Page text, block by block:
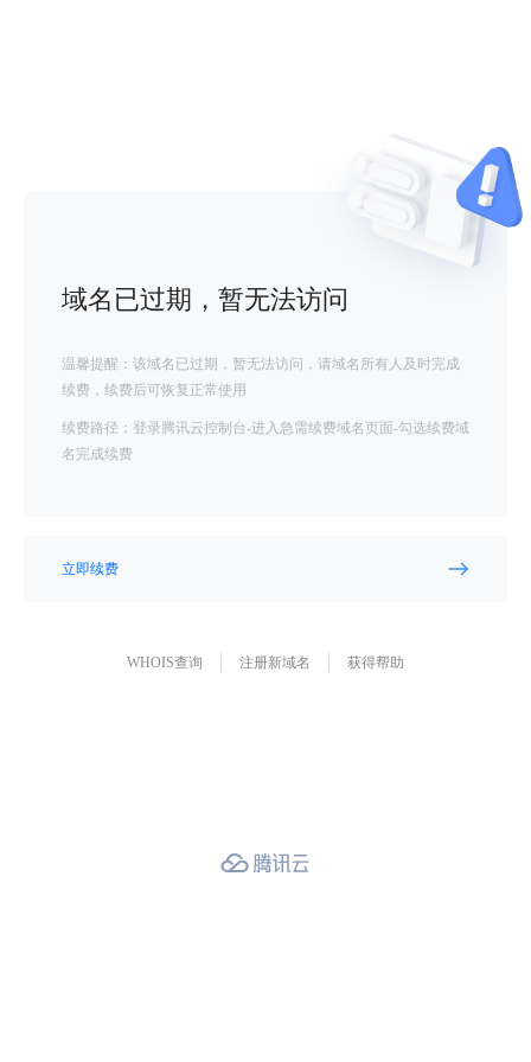
域名已过期，暂无法访问
温馨提醒：该域名已过期，暂无法访问，请域名所有人及时完成
续费，续费后可恢复正常使用
续费路径：登录腾讯云控制台-进入急需续费域名页面-勾选续费域
名完成续费
立即续费
WHOIS查询 注册新域名 获得帮助